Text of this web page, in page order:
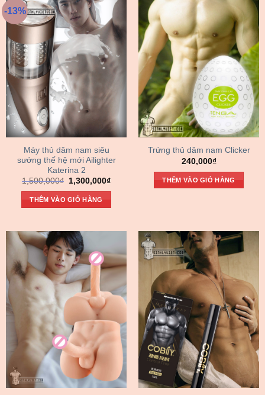
-13%
Máy thủ dâm nam siêu
sướng thế hệ mới Ailighter
Katerina 2
1,500,000₫
Giá
là:
1,500,000₫.
1,300,000₫Giá
THÊM VÀO GIỎ HÀNG
Trứng thủ dâm nam Clicker
240,000₫
THÊM VÀO GIỎ HÀNG